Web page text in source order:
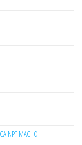
NPT MACHO